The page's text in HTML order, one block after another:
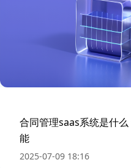
合同管理saas系统是什
能
2025-07-09 18:16